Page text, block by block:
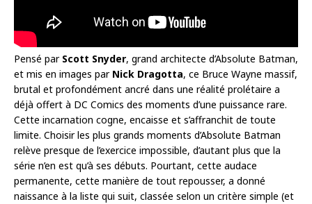
Pensé par Scott Snyder, grand architecte d’Absolute Batman,
et mis en images par Nick Dragotta, ce Bruce Wayne massif,
brutal et profondément ancré dans une réalité prolétaire a
déjà offert à DC Comics des moments d’une puissance rare.
Cette incarnation cogne, encaisse et s’affranchit de toute
limite. Choisir les plus grands moments d’Absolute Batman
relève presque de l’exercice impossible, d’autant plus que la
série n’en est qu’à ses débuts. Pourtant, cette audace
permanente, cette manière de tout repousser, a donné
naissance à la liste qui suit, classée selon un critère simple (et